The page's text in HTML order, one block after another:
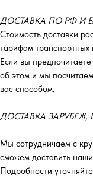
ДОСТАВКА ПО РФ И
Стоимость доставки
тарифам
Если вы
об этом и мы
вас способом.
ДОСТАВКА
Мы сотрудничаем с
сможем доставить
Подробности